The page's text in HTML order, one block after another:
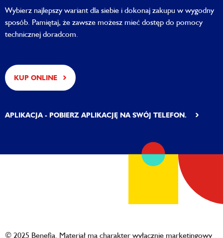
Wybierz najlepszy wariant dla siebie i dokonaj zakupu w wygodny
sposób. Pamiętaj, że zawsze możesz mieć dostęp do pomocy
technicznej doradcom.
KUP ONLINE
APLIKACJA - POBIERZ APLIKACJĘ NA SWÓJ TELEFON.
© 2025 Benefia. Materiał ma charakter wyłącznie marketingowy